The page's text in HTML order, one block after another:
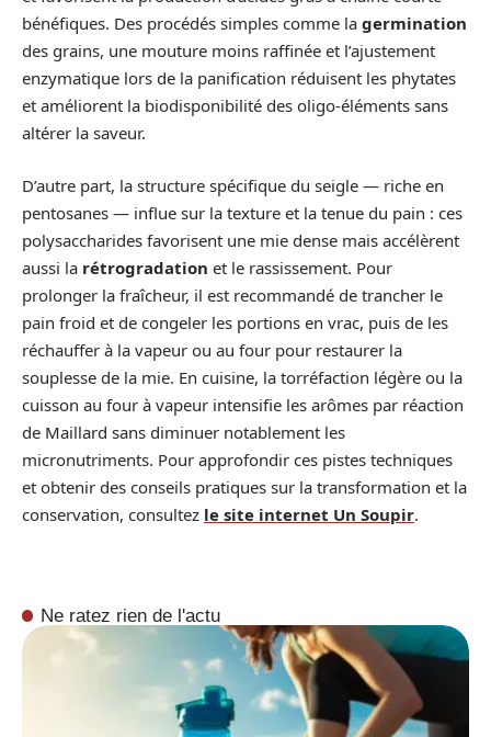
bénéfiques. Des procédés simples comme la germination
des grains, une mouture moins raffinée et l’ajustement
enzymatique lors de la panification réduisent les phytates
et améliorent la biodisponibilité des oligo-éléments sans
altérer la saveur.
D’autre part, la structure spécifique du seigle — riche en
pentosanes — influe sur la texture et la tenue du pain : ces
polysaccharides favorisent une mie dense mais accélèrent
aussi la rétrogradation et le rassissement. Pour
prolonger la fraîcheur, il est recommandé de trancher le
pain froid et de congeler les portions en vrac, puis de les
réchauffer à la vapeur ou au four pour restaurer la
souplesse de la mie. En cuisine, la torréfaction légère ou la
cuisson au four à vapeur intensifie les arômes par réaction
de Maillard sans diminuer notablement les
micronutriments. Pour approfondir ces pistes techniques
et obtenir des conseils pratiques sur la transformation et la
conservation, consultez le site internet Un Soupir.
Ne ratez rien de l'actu